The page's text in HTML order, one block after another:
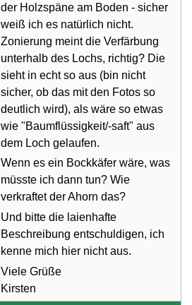
der Holzspäne am Boden - sicher
weiß ich es natürlich nicht.
Zonierung meint die Verfärbung
unterhalb des Lochs, richtig? Die
sieht in echt so aus (bin nicht
sicher, ob das mit den Fotos so
deutlich wird), als wäre so etwas
wie "Baumflüssigkeit/-saft" aus
dem Loch gelaufen.
Wenn es ein Bockkäfer wäre, was
müsste ich dann tun? Wie
verkraftet der Ahorn das?
Und bitte die laienhafte
Beschreibung entschuldigen, ich
kenne mich hier nicht aus.
Viele Grüße
Kirsten